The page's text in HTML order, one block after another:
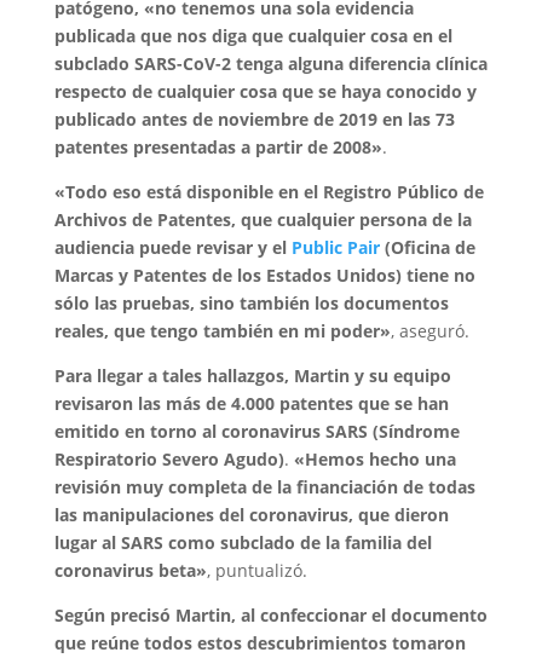
patógeno, «no tenemos una sola evidencia
publicada que nos diga que cualquier cosa en el
subclado SARS-CoV-2 tenga alguna diferencia clínica
respecto de cualquier cosa que se haya conocido y
publicado antes de noviembre de 2019 en las 73
patentes presentadas a partir de 2008».
«Todo eso está disponible en el Registro Público de
Archivos de Patentes, que cualquier persona de la
audiencia puede revisar y el Public Pair(Oficina de
Marcas y Patentes de los Estados Unidos) tiene no
sólo las pruebas, sino también los documentos
reales, que tengo también en mi poder», aseguró.
Para llegar a tales hallazgos, Martin y su equipo
revisaron las más de 4.000 patentes que se han
emitido en torno al coronavirus SARS (Síndrome
Respiratorio Severo Agudo). «Hemos hecho una
revisión muy completa de la financiación de todas
las manipulaciones del coronavirus, que dieron
lugar al SARS como subclado de la familia del
coronavirus beta», puntualizó.
Según precisó Martin, al confeccionar el documento
que reúne todos estos descubrimientos tomaron